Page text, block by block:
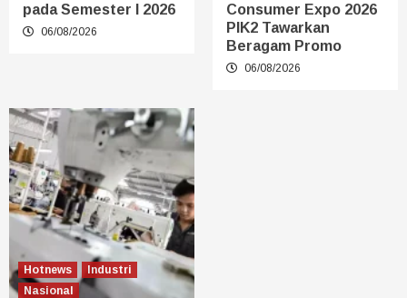
pada Semester I 2026
06/08/2026
Consumer Expo 2026
PIK2 Tawarkan
Beragam Promo
06/08/2026
Hotnews
Industri
Nasional